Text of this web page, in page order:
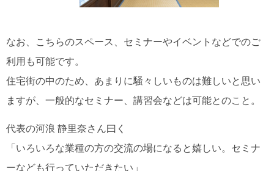
なお、こちらのスペース、セミナーやイベントなどでのご
利用も可能です。
住宅街の中のため、あまりに騒々しいものは難しいと思い
ますが、一般的なセミナー、講習会などは可能とのこと。
代表の河浪 静里奈さん曰く
「いろいろな業種の方の交流の場になると嬉しい。セミナ
ーなども行っていただきたい」